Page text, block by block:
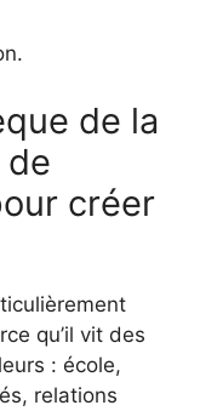
de la
de
créer
qu’il vit des
: école,
relations